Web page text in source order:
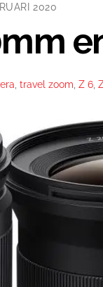
2020
travel zoom Z 6